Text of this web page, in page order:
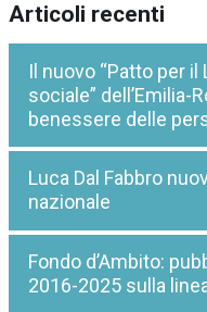
Articoli recenti
Il nuovo “Patto per il
sociale” dell’Emilia-
benessere delle
Luca Dal Fabbro
nazionale
Fondo d’Ambito:
2016-2025 sulla